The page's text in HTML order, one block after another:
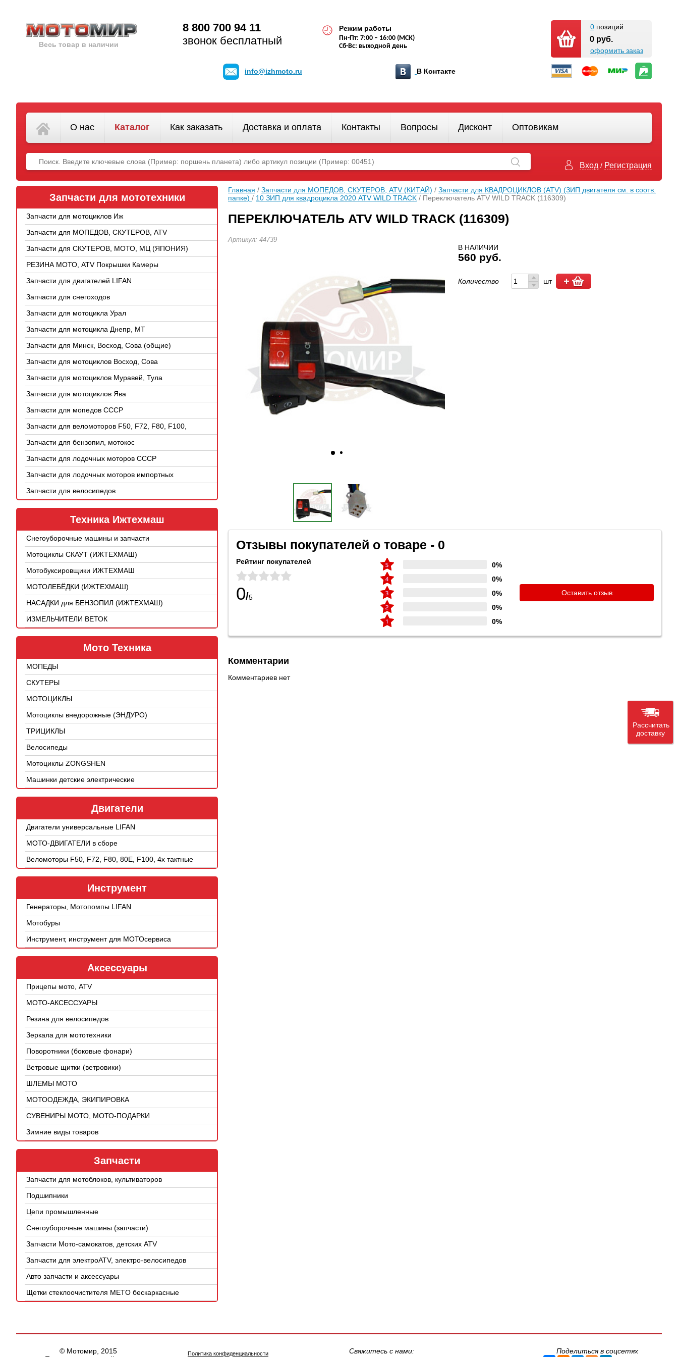
Весь товар в наличии
8 800 700 94 11
звонок бесплатный
Режим работы
Пн-Пт: 7:00 – 16:00 (МСК)
Сб-Вс: выходной день
0 позиций
0 руб.
оформить заказ
info@izhmoto.ru В Контакте
О нас Каталог Как заказать Доставка и оплата Контакты Вопросы Дисконт Оптовикам
Вход / Регистрация
Запчасти для мототехники
Запчасти для мотоциклов Иж
Запчасти для МОПЕДОВ, СКУТЕРОВ, ATV
(КИТАЙ)
Запчасти для СКУТЕРОВ, МОТО, МЦ (ЯПОНИЯ)
РЕЗИНА МОТО, ATV Покрышки Камеры
Запчасти для двигателей LIFAN
Запчасти для снегоходов
Запчасти для мотоцикла Урал
Запчасти для мотоцикла Днепр, МТ
Запчасти для Минск, Восход, Сова (общие)
Запчасти для мотоциклов Восход, Сова
Запчасти для мотоциклов Муравей, Тула
Запчасти для мотоциклов Ява
Запчасти для мопедов СССР
Запчасти для веломоторов F50, F72, F80, F100,
4Т
Запчасти для бензопил, мотокос
Запчасти для лодочных моторов СССР
Запчасти для лодочных моторов импортных
Запчасти для велосипедов
Техника Ижтехмаш
Снегоуборочные машины и запчасти
Мотоциклы СКАУТ (ИЖТЕХМАШ)
Мотобуксировщики ИЖТЕХМАШ
МОТОЛЕБЁДКИ (ИЖТЕХМАШ)
НАСАДКИ для БЕНЗОПИЛ (ИЖТЕХМАШ)
ИЗМЕЛЬЧИТЕЛИ ВЕТОК
Мото Техника
МОПЕДЫ
СКУТЕРЫ
МОТОЦИКЛЫ
Мотоциклы внедорожные (ЭНДУРО)
ТРИЦИКЛЫ
Велосипеды
Мотоциклы ZONGSHEN
Машинки детские электрические
Двигатели
Двигатели универсальные LIFAN
МОТО-ДВИГАТЕЛИ в сборе
Веломоторы F50, F72, F80, 80E, F100, 4х тактные
Инструмент
Генераторы, Мотопомпы LIFAN
Мотобуры
Инструмент, инструмент для МОТОсервиса
Аксессуары
Прицепы мото, ATV
МОТО-АКСЕССУАРЫ
Резина для велосипедов
Зеркала для мототехники
Поворотники (боковые фонари)
Ветровые щитки (ветровики)
ШЛЕМЫ МОТО
МОТООДЕЖДА, ЭКИПИРОВКА
СУВЕНИРЫ МОТО, МОТО-ПОДАРКИ
Зимние виды товаров
Запчасти
Запчасти для мотоблоков, культиваторов
Подшипники
Цепи промышленные
Снегоуборочные машины (запчасти)
Запчасти Мото-самокатов, детских ATV
Запчасти для электроATV, электро-велосипедов
Авто запчасти и аксессуары
Щетки стеклоочистителя METO бескаркасные
Главная / Запчасти для МОПЕДОВ, СКУТЕРОВ, ATV (КИТАЙ) / Запчасти для КВАДРОЦИКЛОВ (ATV) (ЗИП двигателя см. в соотв.
папке) / 10 ЗИП для квадроцикла 2020 ATV WILD TRACK / Переключатель ATV WILD TRACK (116309)
ПЕРЕКЛЮЧАТЕЛЬ ATV WILD TRACK (116309)
Артикул: 44739
В НАЛИЧИИ
560 руб.
Количество шт
Отзывы покупателей о товаре - 0
Рейтинг покупателей
0/5
0%
0%
0%
0%
0%
Оставить отзыв
Комментарии
Комментариев нет
© Мотомир, 2015
Политика конфиденциальности Свяжитесь с нами: Поделиться в соцсетях
Рассчитать
доставку